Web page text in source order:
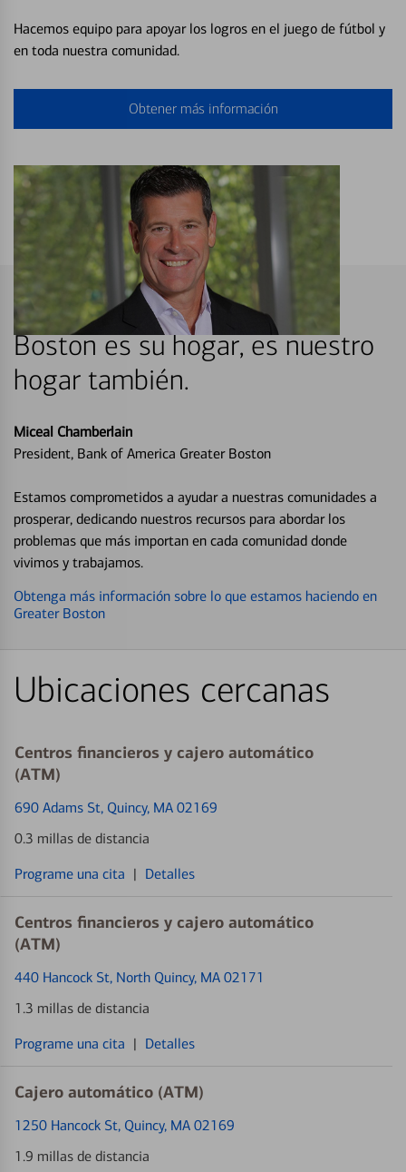
Hacemos equipo para apoyar los logros en el juego de fútbol y
en toda nuestra comunidad.
Obtener más información
Boston es su hogar, es nuestro
hogar también.
Miceal Chamberlain
President, Bank of America Greater Boston
Estamos comprometidos a ayudar a nuestras comunidades a
prosperar, dedicando nuestros recursos para abordar los
problemas que más importan en cada comunidad donde
vivimos y trabajamos.
Obtenga más información sobre lo que estamos haciendo en
Greater Boston
Ubicaciones cercanas
Centros financieros y cajero automático
(ATM)
690 Adams St, Quincy, MA 02169
0.3 millas de distancia
Programe una cita | Detalles
Centros financieros y cajero automático
(ATM)
440 Hancock St, North Quincy, MA 02171
1.3 millas de distancia
Programe una cita | Detalles
Cajero automático (ATM)
1250 Hancock St, Quincy, MA 02169
1.9 millas de distancia